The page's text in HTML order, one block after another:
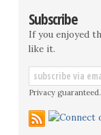
Subscribe
If you enjoyed
like it.
Privacy